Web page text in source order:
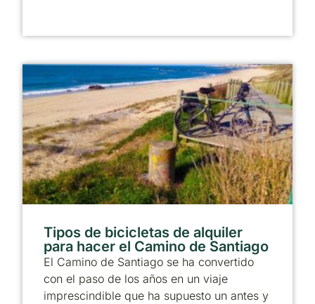
Tipos de bicicletas de alquiler
para hacer el Camino de Santiago
El Camino de Santiago se ha convertido
con el paso de los años en un viaje
imprescindible que ha supuesto un antes y